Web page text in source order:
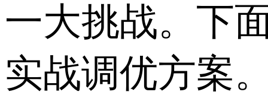
一大挑战。下
实战调优方案